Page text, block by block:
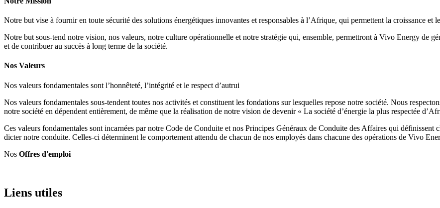
Notre but vise à fournir en toute sécurité des solutions énergétiques innovantes et responsables à l’Afrique, qui permettent la croissance et
Notre but sous-tend notre vision, nos valeurs, notre culture opérationnelle et notre stratégie qui, ensemble, permettront à Vivo Energy de
et de contribuer au succès à long terme de la société.
Nos Valeurs
Nos valeurs fondamentales sont l’honnêteté, l’intégrité et le respect d’autrui
Nos valeurs fondamentales sous-tendent toutes nos activités et constituent les fondations sur lesquelles repose notre société. Nous
notre société en dépendent entièrement, de même que la réalisation de notre vision de devenir « La société d’énergie la plus respectée
Ces valeurs fondamentales sont incarnées par notre Code de Conduite et nos Principes Généraux de Conduite des Affaires qui définissent
dicter notre conduite. Celles-ci déterminent le comportement attendu de chacun de nos employés dans chacune des opérations de Vivo
Nos Offres d'emploi
Liens utiles